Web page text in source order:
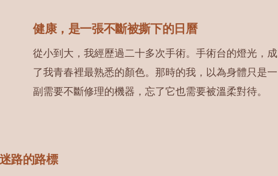
健康，是一張不斷被撕下的日曆
從小到大，我經歷過二十多次手術。手術台的燈光，成
了我青春裡最熟悉的顏色。那時的我，以為身體只是一
副需要不斷修理的機器，忘了它也需要被溫柔對待。
路的路標